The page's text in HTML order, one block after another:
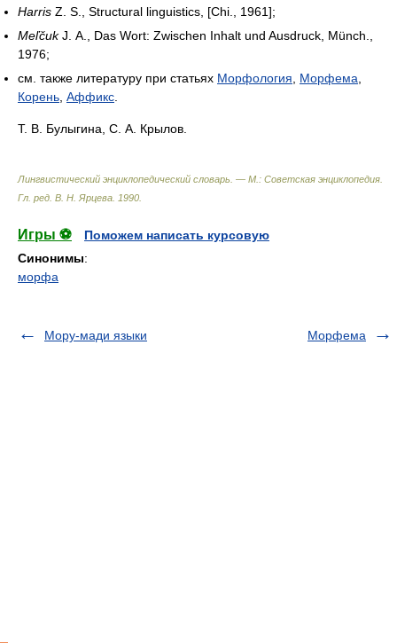
Harris Z. S., Structural linguistics, [Chi., 1961];
MeľčukJ. A., Das Wort: Zwischen Inhalt und Ausdruck, Münch.,
1976;
см. также литературу при статьях Морфология Морфема
Корень Аффикс
Т. В. Булыгина, С. А. Крылов.
Лингвистический энциклопедический словарь. — М.: Советская энциклопедия
Гл. ред. В. Н. Ярцева 1990
Игры ⚽
Поможем написать курсовую
Синонимы:
морфа
Мору-мади языки Морфема